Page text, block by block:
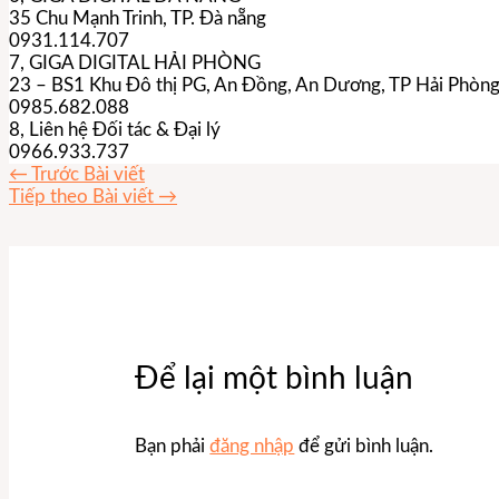
35 Chu Mạnh Trinh, TP. Đà nẵng​
0931.114.707​
7, GIGA DIGITAL HẢI PHÒNG​
23 – BS1 Khu Đô thị PG, An Đồng, An Dương, TP Hải Phòng​
0985.682.088​
8, Liên hệ Đối tác & Đại lý​
0966.933.737​
← Trước Bài viết
Tiếp theo Bài viết →
Để lại một bình luận
Bạn phảiđăng nhập để gửi bình luận.